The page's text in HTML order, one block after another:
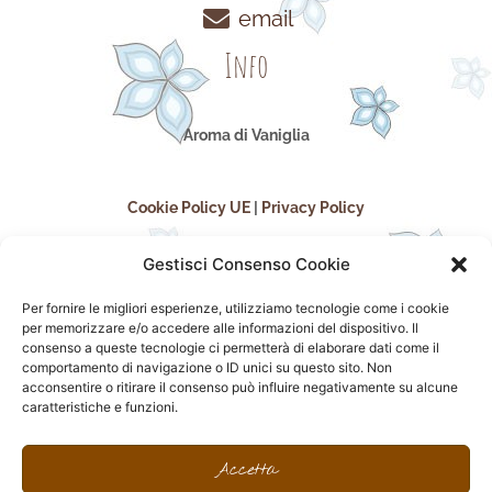
Gestisci Consenso Cookie
Per fornire le migliori esperienze, utilizziamo tecnologie come i cookie
per memorizzare e/o accedere alle informazioni del dispositivo. Il
consenso a queste tecnologie ci permetterà di elaborare dati come il
comportamento di navigazione o ID unici su questo sito. Non
acconsentire o ritirare il consenso può influire negativamente su alcune
caratteristiche e funzioni.
Accetta
email
Info
Aroma di Vaniglia
Cookie Policy UE Privacy Policy
seguici sui social
F
I
n
P
i
F